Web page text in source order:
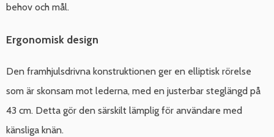
behov och mål.
Ergonomisk design
Den framhjulsdrivna konstruktionen ger en elliptisk rörelse
som är skonsam mot lederna, med en justerbar steglängd på
43 cm. Detta gör den särskilt lämplig för användare med
känsliga knän.